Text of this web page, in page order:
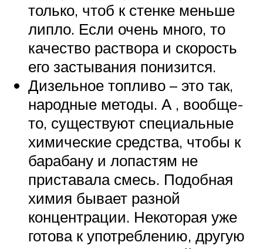
только, чтоб к стенке меньше
липло. Если очень много, то
качество раствора и скорость
его застывания понизится.
Дизельное топливо – это так,
народные методы. А , вообще-
то, существуют специальные
химические средства, чтобы к
барабану и лопастям не
приставала смесь. Подобная
химия бывает разной
концентрации. Некоторая уже
готова к употреблению, другую